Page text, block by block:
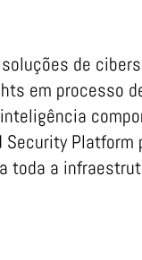
de
em processo
toda a